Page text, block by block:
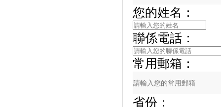
您的姓名：
聯係電話：
常用郵箱：
省份：